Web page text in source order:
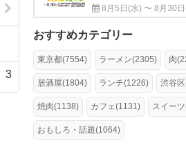
3
8月5日(水) 〜 8月30
おすすめカテゴリー
東京都(7554) ラーメン(2305) 肉
居酒屋(1804) ランチ(1226) 渋谷
焼肉(1138) カフェ(1131) スイー
おもしろ・話題(1064)